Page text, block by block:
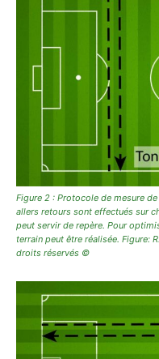
Figure 2 : Protocole de mesure
allers retours sont effectués sur
peut servir de repère. Pour
terrain peut être réalisée. Figure:
droits réservés ©